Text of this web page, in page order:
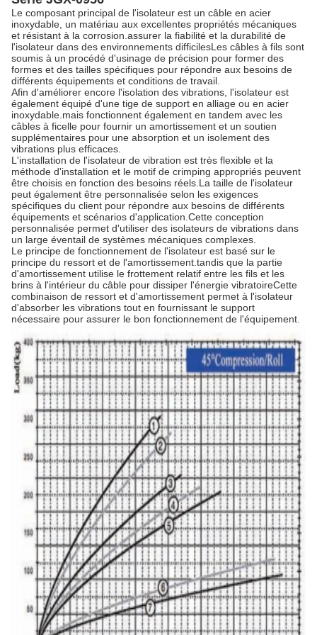
Le composant principal de l'isolateur est un câble en acier
inoxydable, un matériau aux excellentes propriétés mécaniques
et résistant à la corrosion.assurer la fiabilité et la durabilité de
l'isolateur dans des environnements difficilesLes câbles à fils sont
soumis à un procédé d'usinage de précision pour former des
formes et des tailles spécifiques pour répondre aux besoins de
différents équipements et conditions de travail.
Afin d'améliorer encore l'isolation des vibrations, l'isolateur est
également équipé d'une tige de support en alliage ou en acier
inoxydable.mais fonctionnent également en tandem avec les
câbles à ficelle pour fournir un amortissement et un soutien
supplémentaires pour une absorption et un isolement des
vibrations plus efficaces.
L'installation de l'isolateur de vibration est très flexible et la
méthode d'installation et le motif de crimping appropriés peuvent
être choisis en fonction des besoins réels.La taille de l'isolateur
peut également être personnalisée selon les exigences
spécifiques du client pour répondre aux besoins de différents
équipements et scénarios d'application.Cette conception
personnalisée permet d'utiliser des isolateurs de vibrations dans
un large éventail de systèmes mécaniques complexes.
Le principe de fonctionnement de l'isolateur est basé sur le
principe du ressort et de l'amortissement.tandis que la partie
d'amortissement utilise le frottement relatif entre les fils et les
brins à l'intérieur du câble pour dissiper l'énergie vibratoireCette
combinaison de ressort et d'amortissement permet à l'isolateur
d'absorber les vibrations tout en fournissant le support
nécessaire pour assurer le bon fonctionnement de l'équipement.